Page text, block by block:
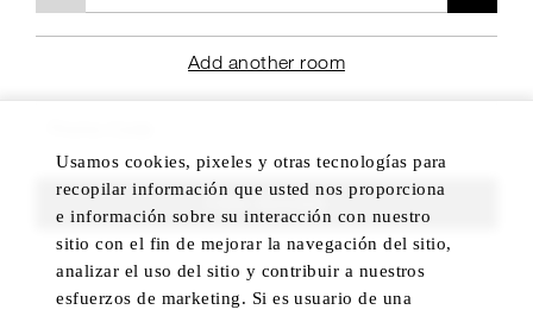
Add another room
FIND ROOMS
Usamos cookies, pixeles y otras tecnologías para
recopilar información que usted nos proporciona
e información sobre su interacción con nuestro
sitio con el fin de mejorar la navegación del sitio,
analizar el uso del sitio y contribuir a nuestros
esfuerzos de marketing. Si es usuario de una